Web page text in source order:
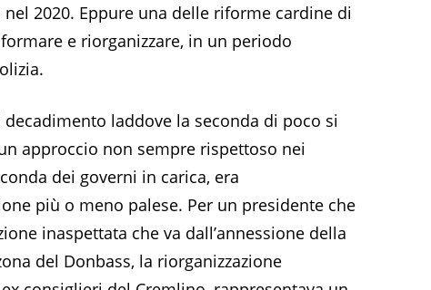
2020. Eppure una delle riforme cardine di
e riorganizzare, in un periodo
laddove la seconda di poco si
approccio non sempre rispettoso nei
dei governi in carica, era
più o meno palese. Per un presidente che
inaspettata che va dall’annessione della
del Donbass, la riorganizzazione